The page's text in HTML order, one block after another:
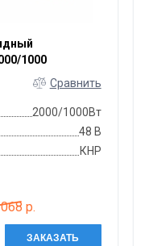
1000
Сравнить
2000/1000Вт
48 В
КНР
р.
ЗАКАЗАТЬ